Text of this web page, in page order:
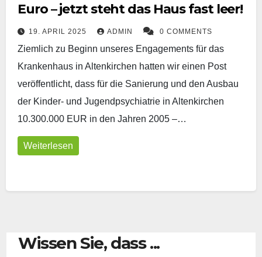
Euro – jetzt steht das Haus fast leer!
19. APRIL 2025 ADMIN 0 COMMENTS
Ziemlich zu Beginn unseres Engagements für das
Krankenhaus in Altenkirchen hatten wir einen Post
veröffentlicht, dass für die Sanierung und den Ausbau
der Kinder- und Jugendpsychiatrie in Altenkirchen
10.300.000 EUR in den Jahren 2005 –…
Weiterlesen
Wissen Sie, dass ...